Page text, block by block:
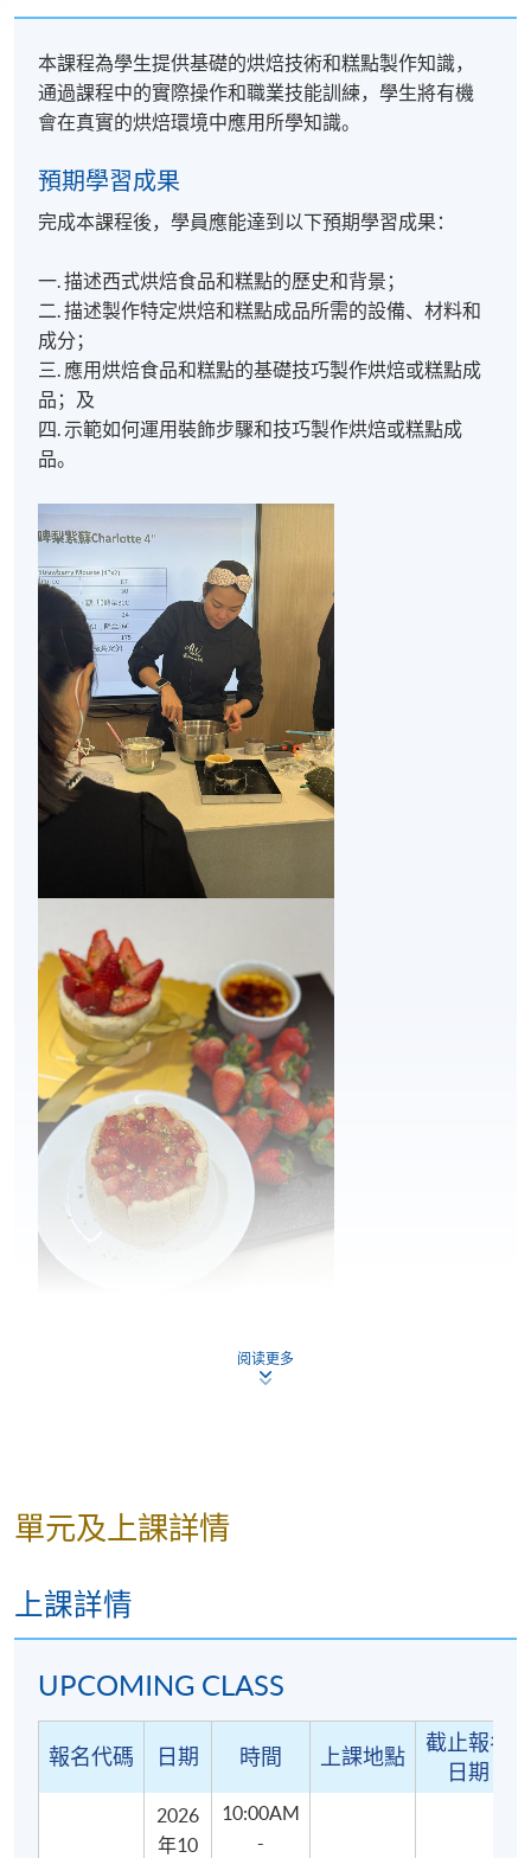
本課程為學生提供基礎的烘焙技術和糕點製作知識，
通過課程中的實際操作和職業技能訓練，學生將有機
會在真實的烘焙環境中應用所學知識。
預期學習成果
完成本課程後，學員應能達到以下預期學習成果：
一. 描述西式烘焙食品和糕點的歷史和背景；
二. 描述製作特定烘焙和糕點成品所需的設備、材料和
成分；
三. 應用烘焙食品和糕點的基礎技巧製作烘焙或糕點成
品；及
四. 示範如何運用裝飾步驟和技巧製作烘焙或糕點成
品。
本課程共有8課堂（共30小時授課及2小時測驗），內
阅读更多
單元及上課詳情
上課詳情
UPCOMING CLASS
報名代碼 日期 時間 上課地點
截止報名
日期
2026
年10
10:00AM
-